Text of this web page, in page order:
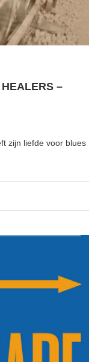
–
zijn liefde voor blues